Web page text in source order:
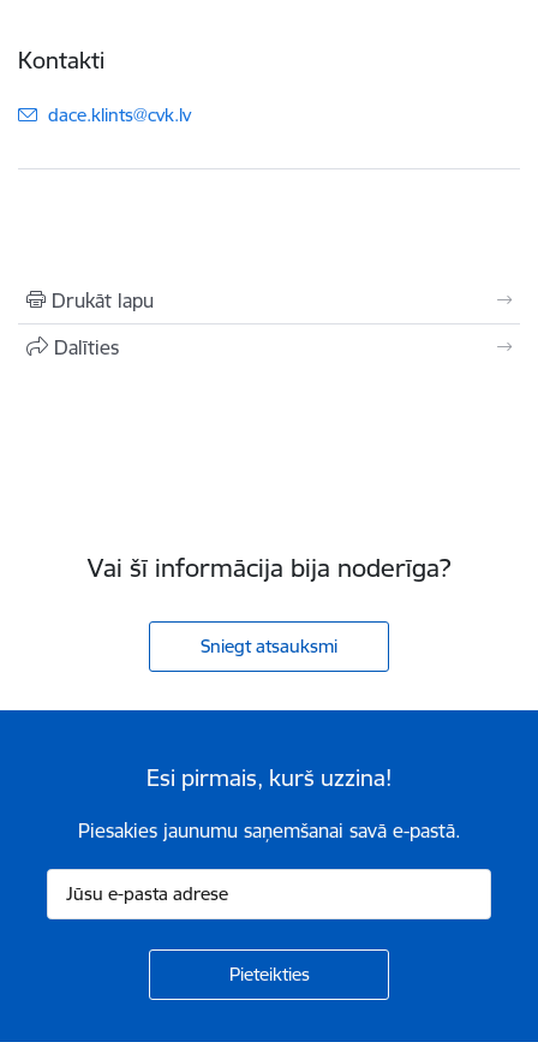
Kontakti
E-pasts:
dace.klints@cvk.lv
Drukāt lapu
Dalīties
Vai šī informācija bija noderīga?
Sniegt atsauksmi
Esi pirmais, kurš uzzina!
Piesakies jaunumu saņemšanai savā e-pastā.